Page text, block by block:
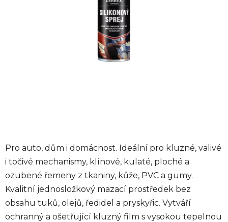
Pro auto, dům i domácnost. Ideální pro kluzné, valivé
i točivé mechanismy, klínové, kulaté, ploché a
ozubené řemeny z tkaniny, kůže, PVC a gumy.
Kvalitní jednosložkový mazací prostředek bez
obsahu tuků, olejů, ředidel a pryskyřic. Vytváří
ochranný a ošetřující kluzný film s vysokou tepelnou